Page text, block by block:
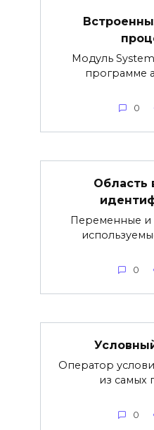
Модуль
программе
0
Область
Переменные и
0
Оператор
из самых
0